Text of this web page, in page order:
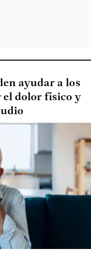
ayudar a los
el dolor físico y